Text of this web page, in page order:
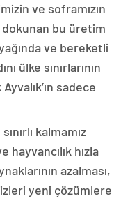
ve soframızın
bu üretim
ve bereketli
ülke sınırlarının
sadece
kalmamız
hızla
azalması,
yeni çözümlere